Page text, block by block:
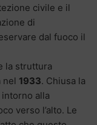
civile e il
di
dal fuoco il
la struttura
nel 1933. Chiusa la
alla
verso l’alto. Le